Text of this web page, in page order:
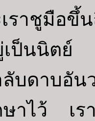
เราชูมือ
เป็นนิตย์
ลับดาบอัน
ษาไว้ เร